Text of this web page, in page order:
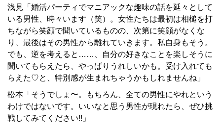
浅見「婚活パーティでマニアックな趣味の話を延々として
いる男性、時々います（笑）。女性たちは最初は相槌を打
ちながら笑顔で聞いているものの、次第に笑顔がなくな
り、最後はその男性から離れていきます。私自身もそう。
でも、逆を考えると……、自分の好きなことを楽しそうに
聞いてもらえたら、やっぱりうれしいかも。受け入れても
らえた♡と、特別感が生まれちゃうかもしれませんね」
松本「そうでしょ〜。もちろん、全ての男性にやれという
わけではないです。いいなと思う男性が現れたら、ぜひ挑
戦してみてください!!」